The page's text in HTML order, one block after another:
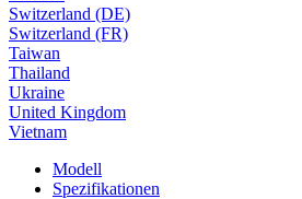
Switzerland (DE)
Switzerland (FR)
Taiwan
Thailand
Ukraine
United Kingdom
Vietnam
Modell
Spezifikationen